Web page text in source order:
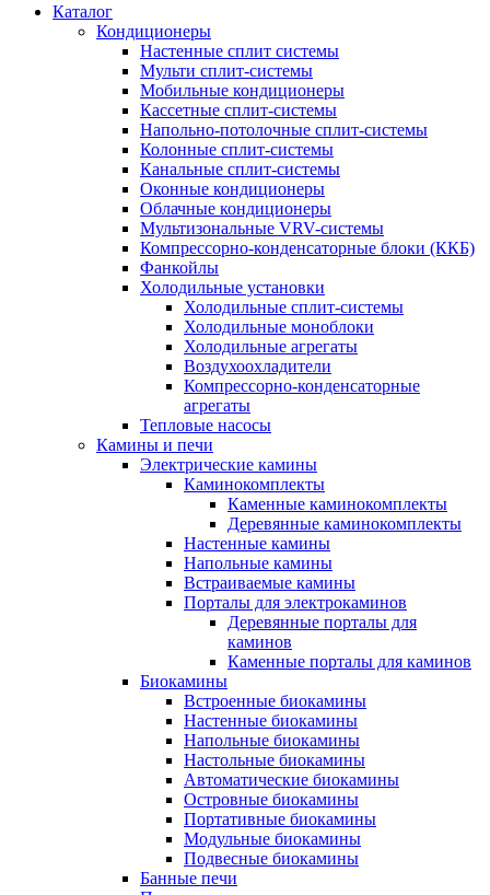
Каталог
Кондиционеры
Настенные сплит системы
Мульти сплит-системы
Мобильные кондиционеры
Кассетные сплит-системы
Напольно-потолочные сплит-системы
Колонные сплит-системы
Канальные сплит-системы
Оконные кондиционеры
Облачные кондиционеры
Мультизональные VRV-системы
Компрессорно-конденсаторные блоки (ККБ)
Фанкойлы
Холодильные установки
Холодильные сплит-системы
Холодильные моноблоки
Холодильные агрегаты
Воздухоохладители
Компрессорно-конденсаторные
агрегаты
Тепловые насосы
Камины и печи
Электрические камины
Каминокомплекты
Каменные каминокомплекты
Деревянные каминокомплекты
Настенные камины
Напольные камины
Встраиваемые камины
Порталы для электрокаминов
Деревянные порталы для
каминов
Каменные порталы для каминов
Биокамины
Встроенные биокамины
Настенные биокамины
Напольные биокамины
Настольные биокамины
Автоматические биокамины
Островные биокамины
Портативные биокамины
Модульные биокамины
Подвесные биокамины
Банные печи